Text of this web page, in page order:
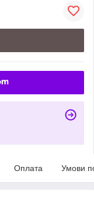
Оплата Умови